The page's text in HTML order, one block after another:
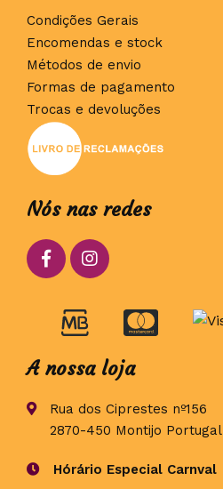
Condições Gerais
Encomendas e stock
Métodos de envio
Formas de pagamento
Trocas e devoluções
Nós nas redes
A nossa loja
Rua dos Ciprestes nº156
2870-450 Montijo Portugal
Hórário Especial Carnval